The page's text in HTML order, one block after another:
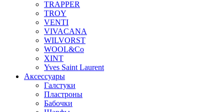
TRAPPER
TROY
VENTI
VIVACANA
WILVORST
WOOL&Co
XINT
Yves Saint Laurent
Аксессуары
Галстуки
Пластроны
Бабочки